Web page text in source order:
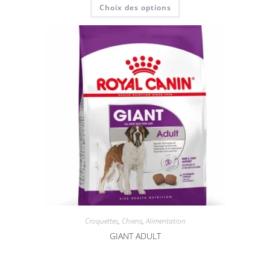
Choix des options
Croquettes, Chiens,Alimentation
GIANT ADULT